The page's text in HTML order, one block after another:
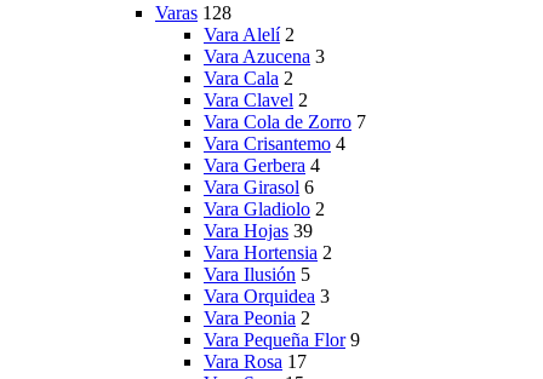
Varas 128
Vara Alelí 2
Vara Azucena 3
Vara Cala 2
Vara Clavel 2
Vara Cola de Zorro 7
Vara Crisantemo 4
Vara Gerbera 4
Vara Girasol 6
Vara Gladiolo 2
Vara Hojas 39
Vara Hortensia 2
Vara Ilusión 5
Vara Orquidea 3
Vara Peonia 2
Vara Pequeña Flor 9
Vara Rosa 17